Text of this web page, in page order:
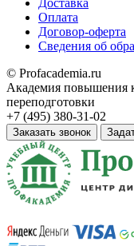
Доставка
Оплата
Договор-оферта
Сведения об
© Profacademia.ru
Академия повышения
переподготовки
+7 (495) 380-31-02
Заказать звонок